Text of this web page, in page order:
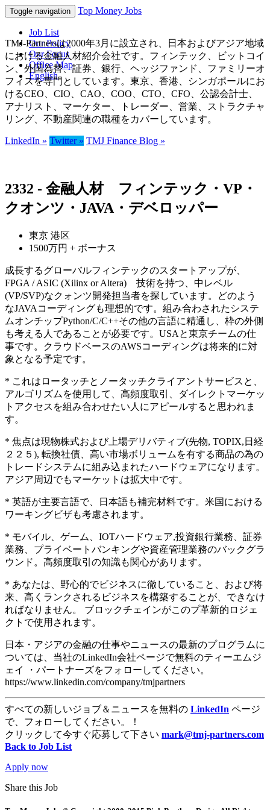
Toggle navigation Top Money Jobs
Job List
Our Policy
Our Focus
Office Map
English
TMJ-Partnersは2000年3月に設立され、日本およびアジア地域
における金融人材紹介会社です。フィンテック、ビットコイ
ン、外国為替、証券、銀行、ヘッジファンド、ファミリーオ
フィスを専門としています。東京、香港、シンガポールにお
けるCEO、CIO、CAO、COO、CTO、CFO、公認会計士、
アナリスト、マーケター、トレーダー、営業、ストラクチャ
リング、不動産関連の職種をカバーしています。
LinkedIn » Twitter » TMJ Finance Blog »
2332 - 金融人材 フィンテック・VP・
クオンツ・JAVA・デベロッパー
東京 港区
1500万円 + ボーナス
成長するグローバルフィンテックのスタートアップが、
FPGA / ASIC (Xilinx or Altera) 技術を持つ、中レベル
(VP/SVP)なクォンツ開発担当者を探しています。どのよう
なJAVAコーディングも理想的です。組み合わされたシステ
ムオンチップPython/C/C++その他の言語に精通し、枠の外側
も考える人であることが必要です。USAと東京チームの仕
事です。クラウドベースのAWSコーディングは将来的に対
象となる予定です。
* これはロータッチとノータッチクライアントサービスと、
アルゴリズムを使用して、高頻度取引、ダイレクトマーケッ
トアクセスを組み合わせたい人にアピールすると思われま
す。
* 焦点は現物株式および上場デリバティブ(先物, TOPIX,日経
２２５), 転換社債、高い市場ボリュームを有する商品の為の
トレードシステムに組み込まれたハードウェアになります。
アジア周辺でもマーケットは拡大中です。
* 英語が主要言語で、日本語も補完材料です。米国における
ワーキングビザも考慮されます。
* モバイル、ゲーム、IOTハードウェア,投資銀行業務、証券
業務、プライベートバンキングや資産管理業務のバックグラ
ウンド。高頻度取引の知識も関心があります。
* あなたは、野心的でビジネスに徹していること、および将
来、高くランクされるビジネスを構築することが、できなけ
ればなりません。 ブロックチェインがこのプ革新的ロジェ
クトで使用されます。​
日本・アジアの金融の仕事やニュースの最新のプログラムに
ついては、当社のLinkedIn会社ページで無料のティーエムジ
ェイ ・パートナーズをフォローしてください。
https://www.linkedin.com/company/tmjpartners
すべての新しいジョブ＆ニュースを無料の LinkedIn ページ
で、フォローしてください。！
クリックして今すぐ応募して下さい mark@tmj-partners.com
Back to Job List
Apply now
Share this Job